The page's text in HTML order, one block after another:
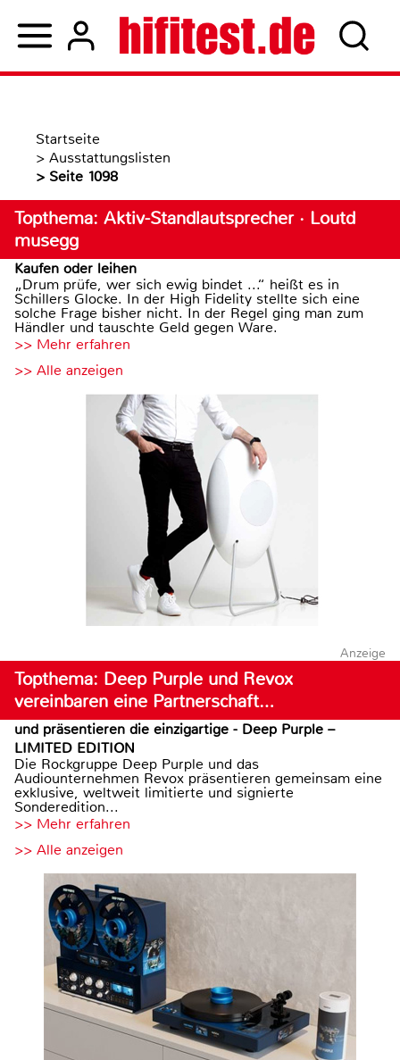
Startseite
> Ausstattungslisten
> Seite 1098
Topthema: Aktiv-Standlautsprecher · Loutd
musegg
Kaufen oder leihen
„Drum prüfe, wer sich ewig bindet ...“ heißt es in
Schillers Glocke. In der High Fidelity stellte sich eine
solche Frage bisher nicht. In der Regel ging man zum
Händler und tauschte Geld gegen Ware.
>> Mehr erfahren
>> Alle anzeigen
Anzeige
Topthema: Deep Purple und Revox
vereinbaren eine Partnerschaft…
und präsentieren die einzigartige - Deep Purple –
LIMITED EDITION
Die Rockgruppe Deep Purple und das
Audiounternehmen Revox präsentieren gemeinsam eine
exklusive, weltweit limitierte und signierte
Sonderedition...
>> Mehr erfahren
>> Alle anzeigen